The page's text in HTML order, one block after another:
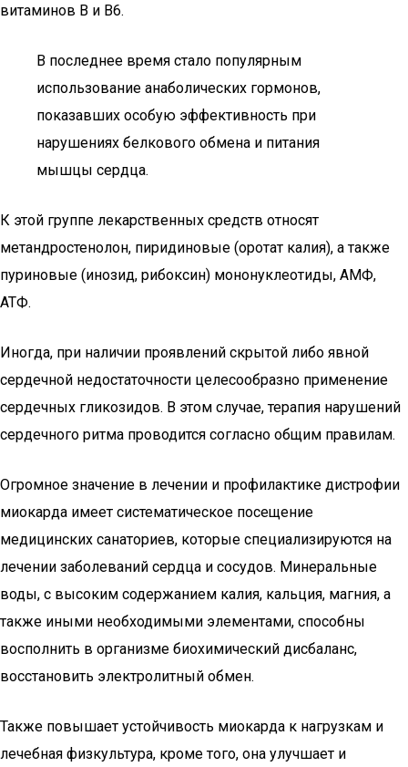
витаминов В и В6.
В последнее время стало популярным
использование анаболических гормонов,
показавших особую эффективность при
нарушениях белкового обмена и питания
мышцы сердца.
К этой группе лекарственных средств относят
метандростенолон, пиридиновые (оротат калия), а также
пуриновые (инозид, рибоксин) мононуклеотиды, АМФ,
АТФ.
Иногда, при наличии проявлений скрытой либо явной
сердечной недостаточности целесообразно применение
сердечных гликозидов. В этом случае, терапия нарушений
сердечного ритма проводится согласно общим правилам.
Огромное значение в лечении и профилактике дистрофии
миокарда имеет систематическое посещение
медицинских санаториев, которые специализируются на
лечении заболеваний сердца и сосудов. Минеральные
воды, с высоким содержанием калия, кальция, магния, а
также иными необходимыми элементами, способны
восполнить в организме биохимический дисбаланс,
восстановить электролитный обмен.
Также повышает устойчивость миокарда к нагрузкам и
лечебная физкультура, кроме того, она улучшает и